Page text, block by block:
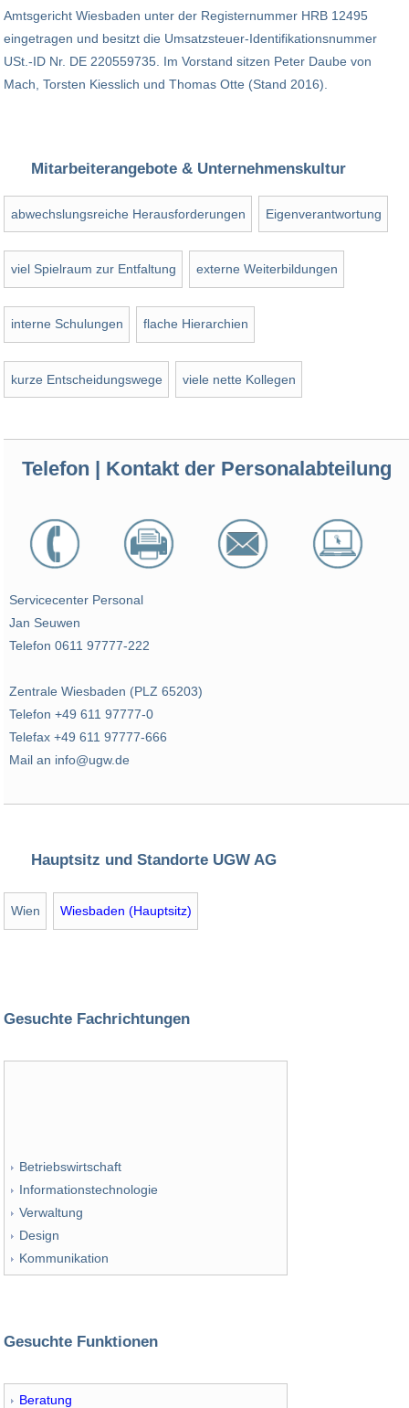
Amtsgericht Wiesbaden unter der Registernummer HRB 12495
eingetragen und besitzt die Umsatzsteuer-Identifikationsnummer
USt.-ID Nr. DE 220559735. Im Vorstand sitzen Peter Daube von
Mach, Torsten Kiesslich und Thomas Otte (Stand 2016).
Mitarbeiterangebote & Unternehmenskultur
abwechslungsreiche Herausforderungen Eigenverantwortung
viel Spielraum zur Entfaltung externe Weiterbildungen
interne Schulungen flache Hierarchien
kurze Entscheidungswege viele nette Kollegen
Telefon | Kontakt der Personalabteilung
Servicecenter Personal
Jan Seuwen
Telefon 0611 97777-222
Zentrale Wiesbaden (PLZ 65203)
Telefon +49 611 97777-0
Telefax +49 611 97777-666
Mail an info@ugw.de
Hauptsitz und Standorte UGW AG
Wien Wiesbaden (Hauptsitz)
Gesuchte Fachrichtungen
Betriebswirtschaft
Informationstechnologie
Verwaltung
Design
Kommunikation
Gesuchte Funktionen
Beratung